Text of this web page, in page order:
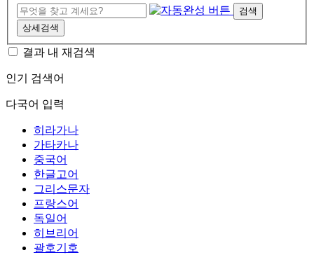
검색
상세검색
결과 내 재검색
인기 검색어
다국어 입력
히라가나
가타카나
중국어
한글고어
그리스문자
프랑스어
독일어
히브리어
괄호기호